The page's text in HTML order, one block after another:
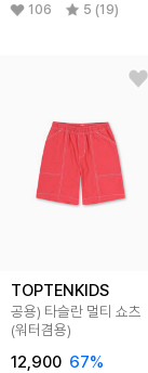
106 5 (19)
TOPTENKIDS
공용) 타슬란 멀티 쇼츠
(워터겸용)
12,900 67%